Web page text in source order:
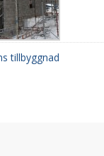
tillbyggnad